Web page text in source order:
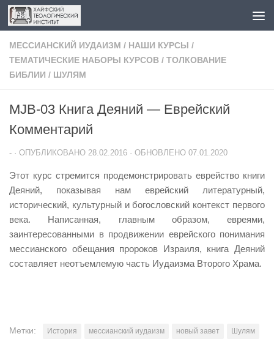
Перейти к содержимому
МЕССИАНСКИЙ ИУДАИЗМ / НАШИ КУРСЫ /
ТЕМАТИЧЕСКИЕ НАБОРЫ КУРСОВ / ТОЛКОВАНИЕ
БИБЛИИ / ШУЛЯМ
MJB-03 Книга Деяний — Еврейский
Комментарий
- · ОПУБЛИКОВАНО 28.02.2016 · ОБНОВЛЕНО 07.01.2020
Этот курс стремится продемонстрировать еврейство книги
Деяний, показывая нам еврейский литературный,
исторический, культурный и богословский контекст первого
века. Написанная, главным образом, евреями,
заинтересованными в продвижении еврейского понимания
мессианского обещания пророков Израиля, книга Деяний
составляет неотъемлемую часть Иудаизма Второго Храма.
Метки: История мессианский иудаизм новый завет Шулям